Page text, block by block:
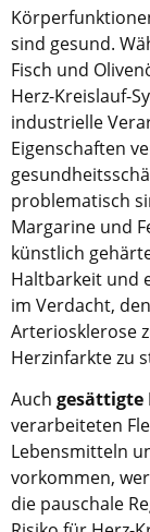
sind gesund.
Fisch und
Herz-Kreislauf-
industrielle
Eigenschaften
problematisch
Margarine und
künstlich
Haltbarkeit und
im Verdacht,
Arteriosklerose
Herzinfarkte zu
Auch gesättigte
verarbeiteten
Lebensmitteln
vorkommen,
die pauschale